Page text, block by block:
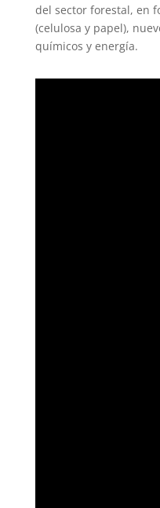
del sector forestal, en
(celulosa y papel),
químicos y energía.